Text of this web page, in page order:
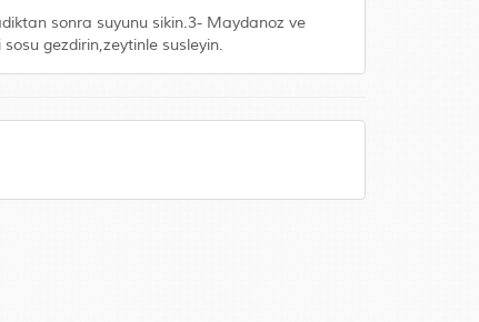
sonra suyunu sikin.3- Maydanoz ve
gezdirin,zeytinle susleyin.